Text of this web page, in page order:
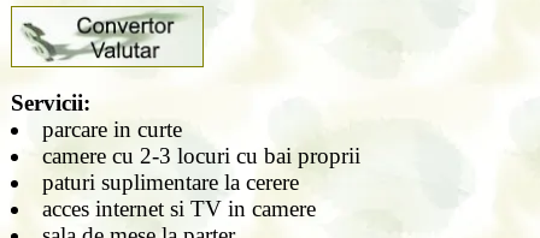
Servicii:
parcare in curte
camere cu 2-3 locuri cu bai proprii
paturi suplimentare la cerere
acces internet si TV in camere